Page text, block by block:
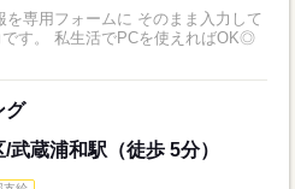
す。 私生活でPCを使えればOK◎
グ
蔵浦和駅（徒歩 5分）